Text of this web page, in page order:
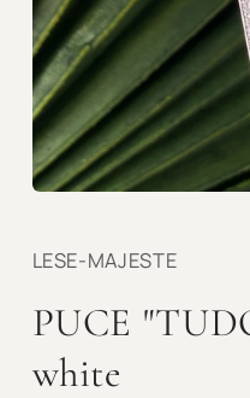
1
dans
fenêtre
modale
LESE-MAJESTE
PUCE
white